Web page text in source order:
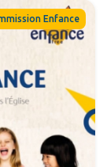
Enfance